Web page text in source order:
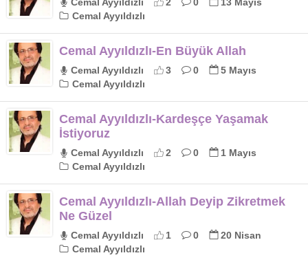
Cemal Ayyıldızlı
Cemal Ayyıldızlı-En Büyük Allah
Cemal Ayyıldızlı 3 0
5 Mayıs
Cemal Ayyıldızlı
Cemal Ayyıldızlı-Kardeşçe Yaşamak
İstiyoruz
Cemal Ayyıldızlı 2 0
1 Mayıs
Cemal Ayyıldızlı
Cemal Ayyıldızlı-Allah Deyip Zikretmek
Ne Güzel
Cemal Ayyıldızlı 1 0
20 Nisan
Cemal Ayyıldızlı